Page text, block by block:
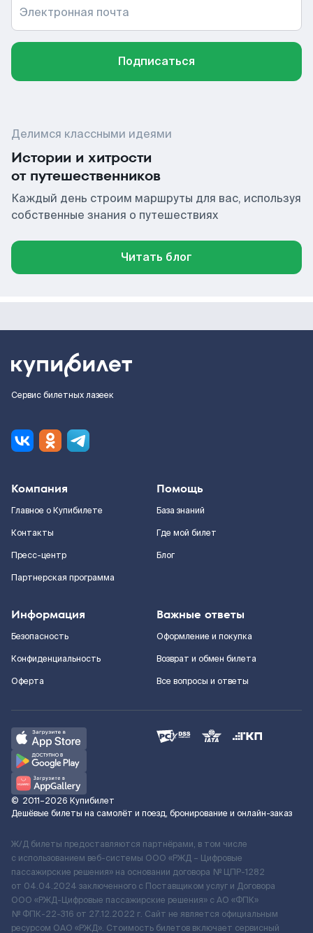
Электронная почта
Подписаться
Делимся классными идеями
Истории и хитрости
от путешественников
Каждый день строим маршруты для вас, используя
собственные знания о путешествиях
Читать блог
Сервис билетных лазеек
Компания
Главное о Купибилете
Контакты
Пресс-центр
Партнерская программа
Помощь
База знаний
Где мой билет
Блог
Информация
Безопасность
Конфиденциальность
Оферта
Важные ответы
Оформление и покупка
Возврат и обмен билета
Все вопросы и ответы
© 2011–2026 Купибилет
Дешёвые билеты на самолёт и поезд, бронирование и онлайн-заказ
Ж/Д билеты предоставляются партнёрами, в том числе
с использованием веб-системы ООО «РЖД – Цифровые
пассажирские решения» на основании договора № ЦПР-1282
от 04.04.2024 заключенного с Поставщиком услуг и Договора
ООО «РЖД-Цифровые пассажирские решения» c АО «ФПК»
№ ФПК-22-316 от 27.12.2022 г. Сайт не является официальным
ресурсом ОАО «РЖД». Стоимость билетов включает сервисный